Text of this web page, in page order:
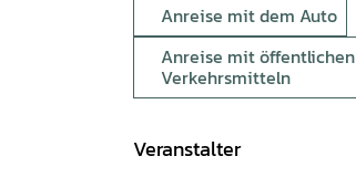
Anreise mit dem Auto
Anreise mit öffentlichen
Verkehrsmitteln
Veranstalter